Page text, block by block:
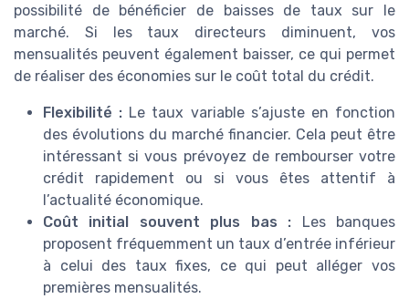
possibilité de bénéficier de baisses de taux sur le
marché. Si les taux directeurs diminuent, vos
mensualités peuvent également baisser, ce qui permet
de réaliser des économies sur le coût total du crédit.
Flexibilité : Le taux variable s’ajuste en fonction
des évolutions du marché financier. Cela peut être
intéressant si vous prévoyez de rembourser votre
crédit rapidement ou si vous êtes attentif à
l’actualité économique.
Coût initial souvent plus bas : Les banques
proposent fréquemment un taux d’entrée inférieur
à celui des taux fixes, ce qui peut alléger vos
premières mensualités.